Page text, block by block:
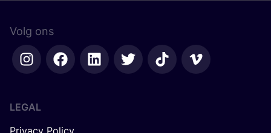
Volg ons
LEGAL
Privacy Policy